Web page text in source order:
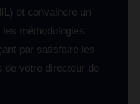
et convaincre un
méthodologies
par satisfaire les
de votre directeur de